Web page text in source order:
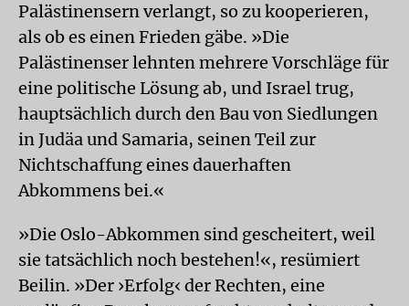
Palästinensern verlangt, so zu kooperieren,
als ob es einen Frieden gäbe. »Die
Palästinenser lehnten mehrere Vorschläge für
eine politische Lösung ab, und Israel trug,
hauptsächlich durch den Bau von Siedlungen
in Judäa und Samaria, seinen Teil zur
Nichtschaffung eines dauerhaften
Abkommens bei.«
»Die Oslo-Abkommen sind gescheitert, weil
sie tatsächlich noch bestehen!«, resümiert
Beilin. »Der ›Erfolg‹ der Rechten, eine